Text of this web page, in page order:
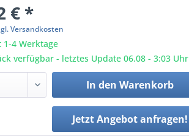
€ *
Versandkosten
1-4 Werktage
verfügbar - letztes Update 06.08 - 3:03 Uhr
In den Warenkorb
Jetzt Angebot anfragen!